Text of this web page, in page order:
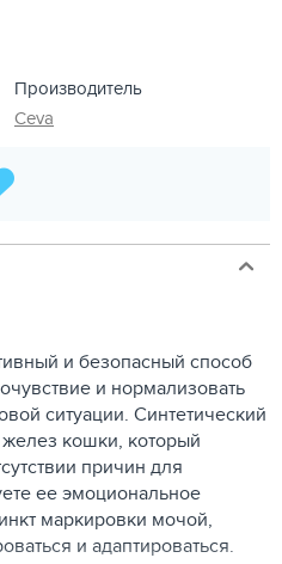
Производитель
Ceva
и безопасный способ
и нормализовать
ситуации. Синтетический
кошки, который
причин для
ее эмоциональное
маркировки мочой,
и адаптироваться.